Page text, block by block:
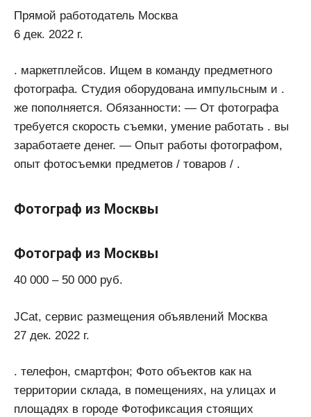
Прямой работодатель Москва
6 дек. 2022 г.
. маркетплейсов. Ищем в команду предметного
фотографа. Студия оборудована импульсным и .
же пополняется. Обязанности: — От фотографа
требуется скорость съемки, умение работать . вы
заработаете денег. — Опыт работы фотографом,
опыт фотосъемки предметов / товаров / .
Фотограф из Москвы
Фотограф из Москвы
40 000 – 50 000 руб.
JCat, сервис размещения объявлений Москва
27 дек. 2022 г.
. телефон, смартфон; Фото объектов как на
территории склада, в помещениях, на улицах и
площадях в городе Фотофиксация стоящих